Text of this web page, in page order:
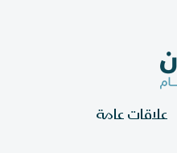
علاقات عامة